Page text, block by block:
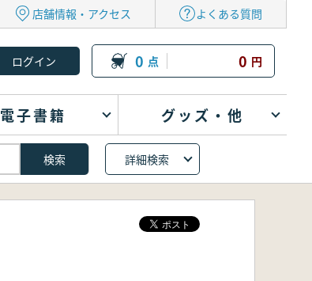
店舗情報・アクセス よくある質問
0 点 0 円
電子書籍 グッズ・他
詳細検索